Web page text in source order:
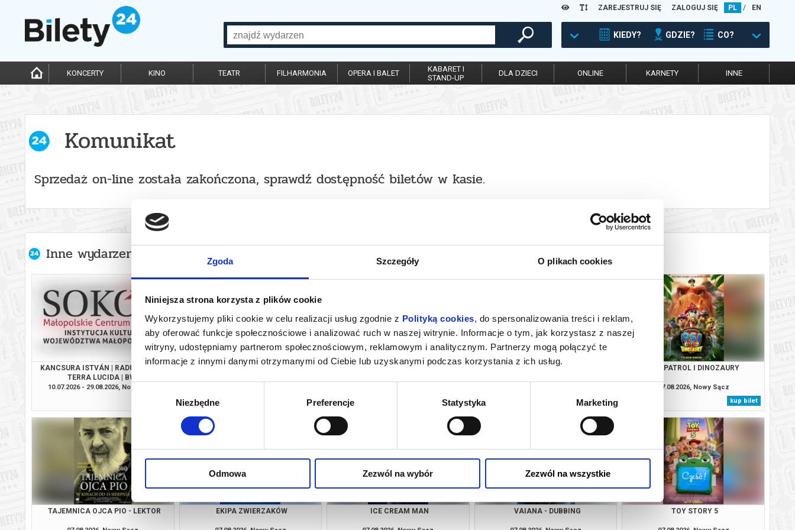
Zgoda Szczegóły O plikach cookies
Niniejsza strona korzysta z plików cookie
Wykorzystujemy pliki cookie w celu realizacji usług zgodnie z Polityką cookies, do spersonalizowania treści i reklam,
aby oferować funkcje społecznościowe i analizować ruch w naszej witrynie. Informacje o tym, jak korzystasz z naszej
witryny, udostępniamy partnerom społecznościowym, reklamowym i analitycznym. Partnerzy mogą połączyć te
informacje z innymi danymi otrzymanymi od Ciebie lub uzyskanymi podczas korzystania z ich usług.
Wybór
Niezbędne Preferencje Statystyka Marketing
Odmowa Zezwól na wybór Zezwól na wszystkie
ZAREJESTRUJ SIĘ ZALOGUJ SIĘ PL / EN
KIEDY? GDZIE? CO?
KONCERTY KINO TEATR FILHARMONIA OPERA I BALET
KABARET I
STAND-UP
DLA DZIECI ONLINE KARNETY INNE
Komunikat
Sprzedaż on-line została zakończona, sprawdź dostępność biletów w kasie.
Inne wydarzenia organizatora
KANCSURA ISTVÁN | RADU ŞERBAN |
TERRA LUCIDA | BWA
10.07.2026 - 29.08.2026, Nowy Sącz
SPIDER-MAN. CAŁKIEM NOWY DZIEŃ -
kup bilet
VAIANA - DUBBING
kup bilet
PUCIO - DUBBING
kup bilet
PSI PATROL I DINOZAURY
07.08.2026, Nowy Sącz
kup bilet
TAJEMNICA OJCA PIO - LEKTOR EKIPA ZWIERZAKÓW ICE CREAM MAN VAIANA - DUBBING TOY STORY 5